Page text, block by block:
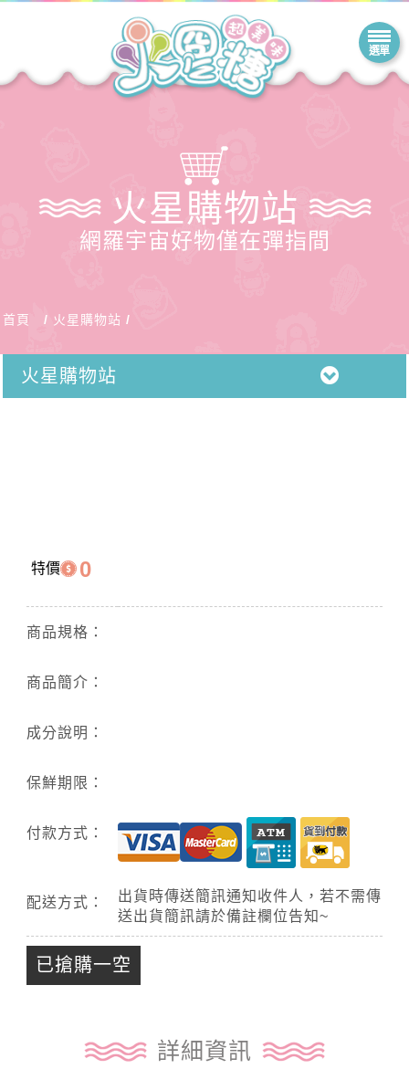
火星購物站
網羅宇宙好物僅在彈指間
首頁 火星購物站
火星購物站
特價 0
商品規格：
商品簡介：
成分說明：
保鮮期限：
付款方式：
配送方式：
出貨時傳送簡訊通知收件人，若不需傳
送出貨簡訊請於備註欄位告知~
已搶購一空
詳細資訊